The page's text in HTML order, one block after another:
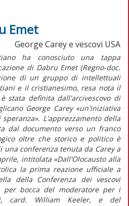
Emet
George Carey e vescovi USA
ha conosciuto una tappa
di Dabru Emet (Regno-doc.
di un gruppo di intellettuali
e il cristianesimo, resa nota il
stata definita dall'arcivescovo di
George Carey «un'iniziativa
L'apprezzamento della
dal documento verso un franco
oltre che storico e politico è
una conferenza tenuta da Carey a
intitolata «Dall'Olocausto alla
la prima reazione ufficiale a
della Conferenza dei vescovi
per bocca del moderatore per i
card. William Keeler, e del